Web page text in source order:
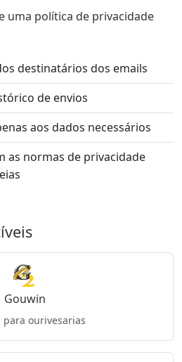
uma política de privacidade
destinatários dos emails
de envios
aos dados necessários
as normas de privacidade
Gouwin
para ourivesarias